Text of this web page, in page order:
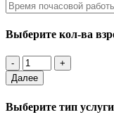
Выберите кол-ва
Далее
Выберите тип